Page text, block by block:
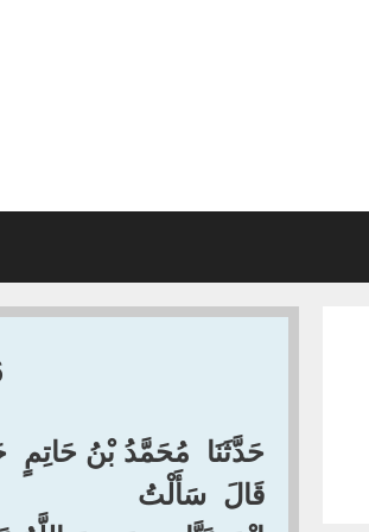
‏حَدَّثَنَا ‏ ‏مُحَمَّدُ بْنُ حَاتِمٍ
‏قَالَ ‏ ‏سَأَلْتُ ‏